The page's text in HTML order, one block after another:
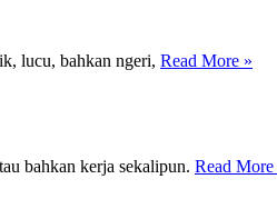
lucu, bahkan ngeri, Read More »
bahkan kerja sekalipun. Read More